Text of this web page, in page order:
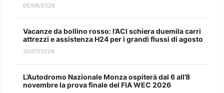
05/08/2026
Vacanze da bollino rosso: l’ACI schiera duemila carri
attrezzi e assistenza H24 per i grandi flussi di agosto
30/07/2026
L’Autodromo Nazionale Monza ospiterà dal 6 all’8
novembre la prova finale del FIA WEC 2026